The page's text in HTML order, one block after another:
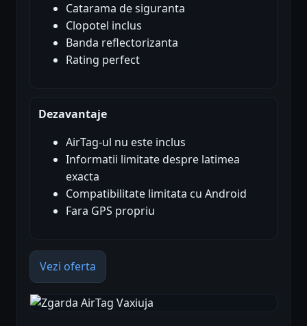
Catarama de siguranta
Clopotel inclus
Banda reflectorizanta
Rating perfect
Dezavantaje
AirTag-ul nu este inclus
Informatii limitate despre latimea
exacta
Compatibilitate limitata cu Android
Fara GPS propriu
Vezi oferta